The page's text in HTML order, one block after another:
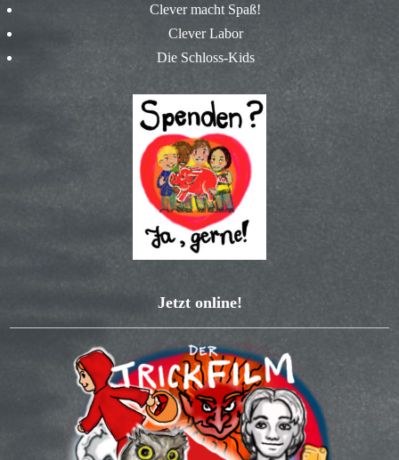
Clever macht Spaß!
Clever Labor
Die Schloss-Kids
Jetzt online!